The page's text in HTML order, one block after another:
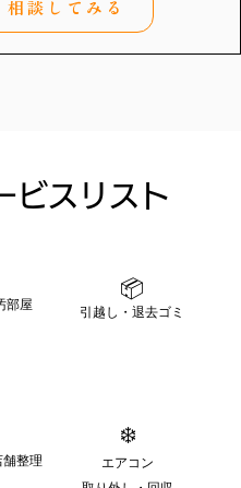
相談してみる
ビスリスト
部屋
📦
引越し・退去ゴミ
整理
❄️
エアコン